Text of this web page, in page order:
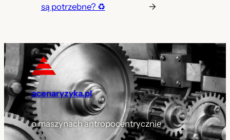
są potrzebne? ♻
→
ocenaryzyka.pl
o maszynach antropocentrycznie